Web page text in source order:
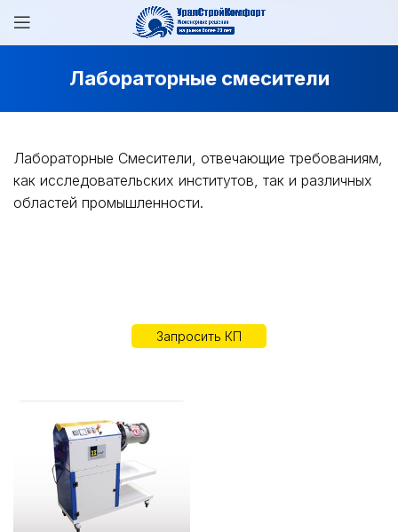
Лабораторные смесители
Лабораторные Смесители, отвечающие требованиям,
как исследовательских институтов, так и различных
областей промышленности.
Запросить КП